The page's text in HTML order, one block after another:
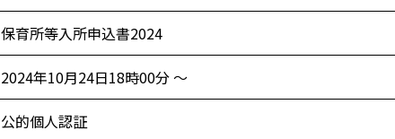
保育所等入所申込書2024
2024年10月24日18時00分 ～
公的個人認証